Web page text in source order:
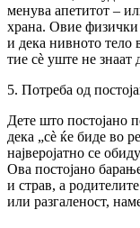
менува апетитот –
храна. Овие
и дека нивното тело
тие сè уште не знаат
5. Потреба од
Дете што постојано
дека „сè ќе биде во
најверојатно се
Ова постојано
и страв, а
или разгаленост,